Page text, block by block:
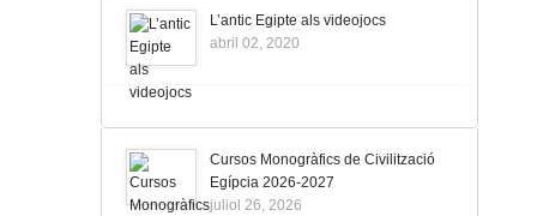
L’antic Egipte als videojocs
abril 02, 2020
Cursos Monogràfics de Civilització
Egípcia 2026-2027
juliol 26, 2026